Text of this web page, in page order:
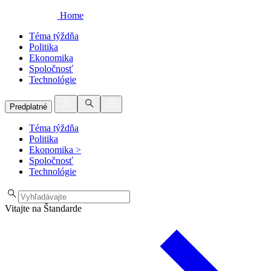
Home
Téma týždňa
Politika
Ekonomika
Spoločnosť
Technológie
Predplatné
Téma týždňa
Politika
Ekonomika >
Spoločnosť
Technológie
Vitajte na Štandarde